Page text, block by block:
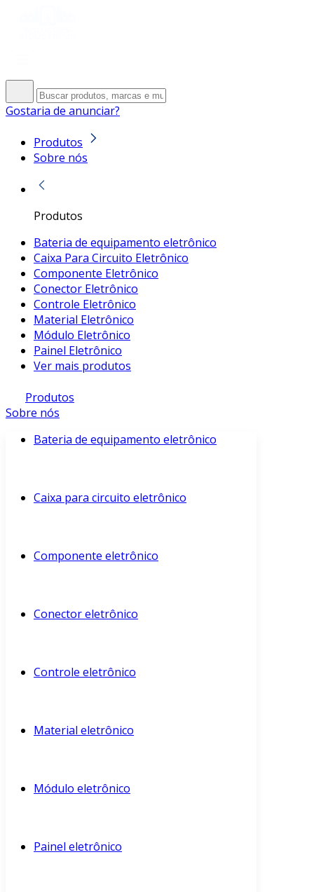
Gostaria de anunciar?
Produtos
Sobre nós
Produtos
Bateria de equipamento eletrônico
Caixa Para Circuito Eletrônico
Componente Eletrônico
Conector Eletrônico
Controle Eletrônico
Material Eletrônico
Módulo Eletrônico
Painel Eletrônico
Ver mais produtos
Produtos
Sobre nós
Bateria de equipamento eletrônico
Caixa para circuito eletrônico
Componente eletrônico
Conector eletrônico
Controle eletrônico
Material eletrônico
Módulo eletrônico
Painel eletrônico